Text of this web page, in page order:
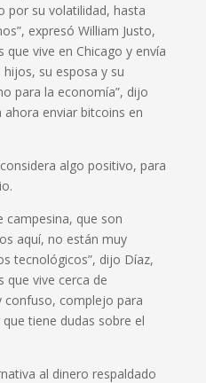
por su volatilidad, hasta
expresó William Justo,
vive en Chicago y envía
su esposa y su
para la economía”, dijo
enviar bitcoins en
algo positivo, para
campesina, que son
aquí, no están muy
tecnológicos”, dijo Díaz,
que vive cerca de
confuso, complejo para
tiene dudas sobre el
al dinero respaldado